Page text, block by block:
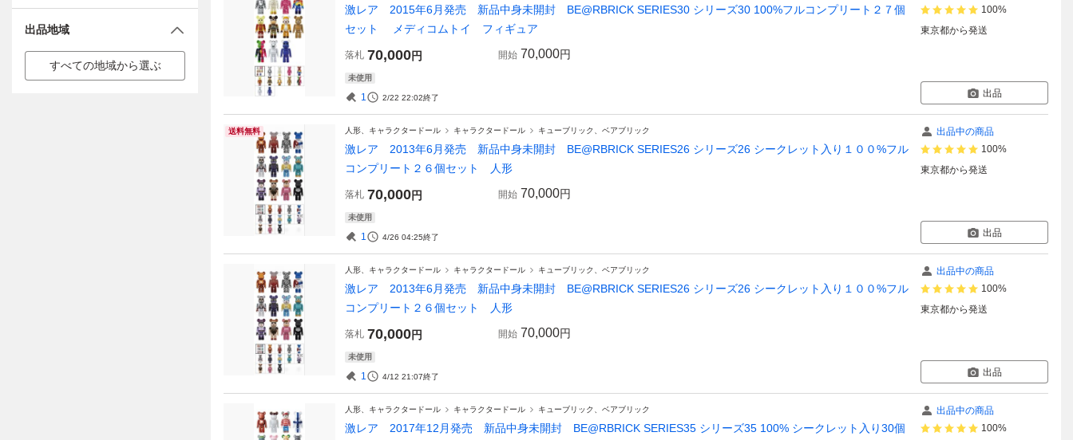
激レア 2015年6月発売 新品中身未開封 BE@RBRICK SERIES30 シリーズ30 100%フルコンプリート２７個
セット メディコムトイ フィギュア
落札 70,000円 開始 70,000円
未使用
1 2/22 22:02終了
100%
東京都から発送
出品
送料無料 人形、キャラクタードール キャラクタードール キューブリック、ベアブリック
激レア 2013年6月発売 新品中身未開封 BE@RBRICK SERIES26 シリーズ26 シークレット入り１００%フル
コンプリート２６個セット 人形
落札 70,000円 開始 70,000円
未使用
1 4/26 04:25終了
出品中の商品
100%
東京都から発送
出品
人形、キャラクタードール キャラクタードール キューブリック、ベアブリック
激レア 2013年6月発売 新品中身未開封 BE@RBRICK SERIES26 シリーズ26 シークレット入り１００%フル
コンプリート２６個セット 人形
落札 70,000円 開始 70,000円
未使用
1 4/12 21:07終了
出品中の商品
100%
東京都から発送
出品
人形、キャラクタードール キャラクタードール キューブリック、ベアブリック
激レア 2017年12月発売 新品中身未開封 BE@RBRICK SERIES35 シリーズ35 100% シークレット入り30個
出品中の商品
100%
出品地域
すべての地域から選ぶ